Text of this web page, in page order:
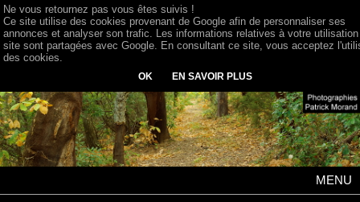
MENU
Ne vous retournez pas vous êtes suivis !
Ce site utilise des cookies provenant de Google afin de personnaliser ses
annonces et analyser son trafic. Les informations relatives à votre
site sont partagées avec Google. En consultant ce site, vous acceptez
des cookies.
OK EN SAVOIR PLUS